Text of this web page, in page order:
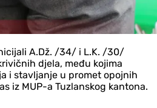
A.Dž. /34/ i L.K. /30/
djela, među kojima
i stavljanje u promet opojnih
iz MUP-a Tuzlanskog kantona.